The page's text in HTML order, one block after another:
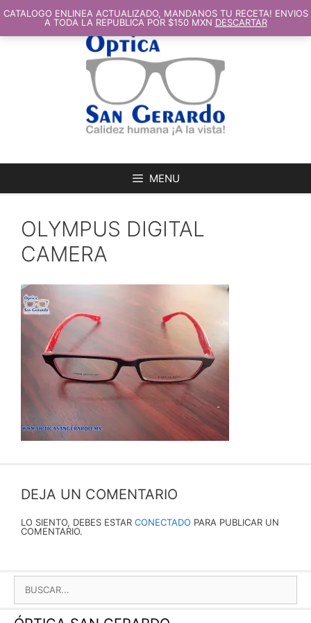
AL
CONTENIDO
MENU
OLYMPUS DIGITAL
CAMERA
DEJA UN COMENTARIO
LO SIENTO, DEBES ESTAR CONECTADO PARA PUBLICAR UN
COMENTARIO.
BUSCAR:
CATALOGO ENLINEA ACTUALIZADO, MANDANOS TU RECETA! ENVIOS
A TODA LA REPUBLICA POR $150 MXN DESCARTAR